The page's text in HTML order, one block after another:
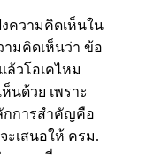
ความคิดเห็นใน
ามคิดเห็นว่า ข้อ
ล้วโอเคไหม
นด้วย เพราะ
กการสำคัญคือ
ะเสนอให้ ครม.